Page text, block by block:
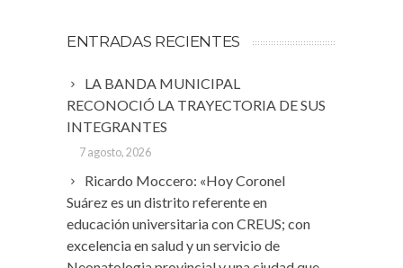
ENTRADAS RECIENTES
LA BANDA MUNICIPAL
RECONOCIÓ LA TRAYECTORIA DE SUS
INTEGRANTES
7 agosto, 2026
Ricardo Moccero: «Hoy Coronel
Suárez es un distrito referente en
educación universitaria con CREUS; con
excelencia en salud y un servicio de